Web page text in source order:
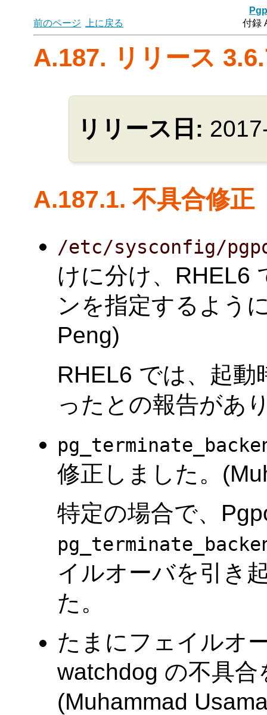
前のページ
上に戻る 付録
A.187. リリース
リリース日:
A.187.1. 不具合修正
/etc/sysconfig/
けに分け、RHEL6
ンを指定するよう
Peng)
RHEL6 では、起
ったとの報告があ
修正しました。
特定の場合で、
イルオーバを引き
た。
たまにフェイルオ
watchdog の不具
(Muhammad